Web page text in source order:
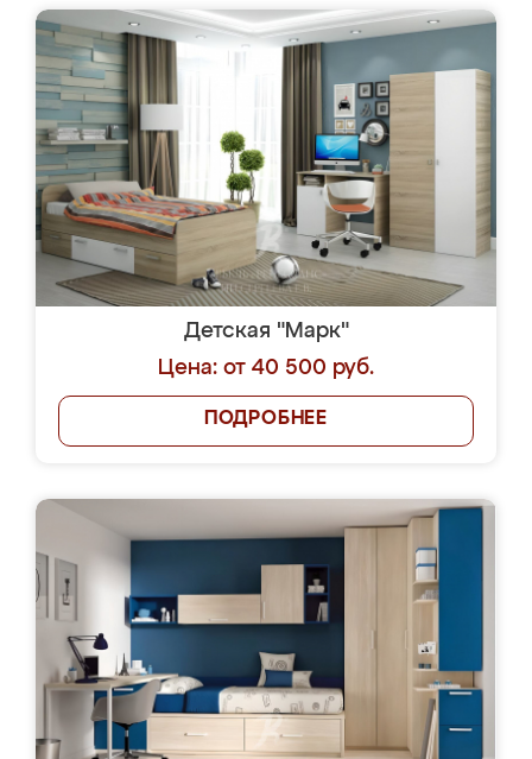
Детская "Марк"
Цена: от 40 500 руб.
ПОДРОБНЕЕ